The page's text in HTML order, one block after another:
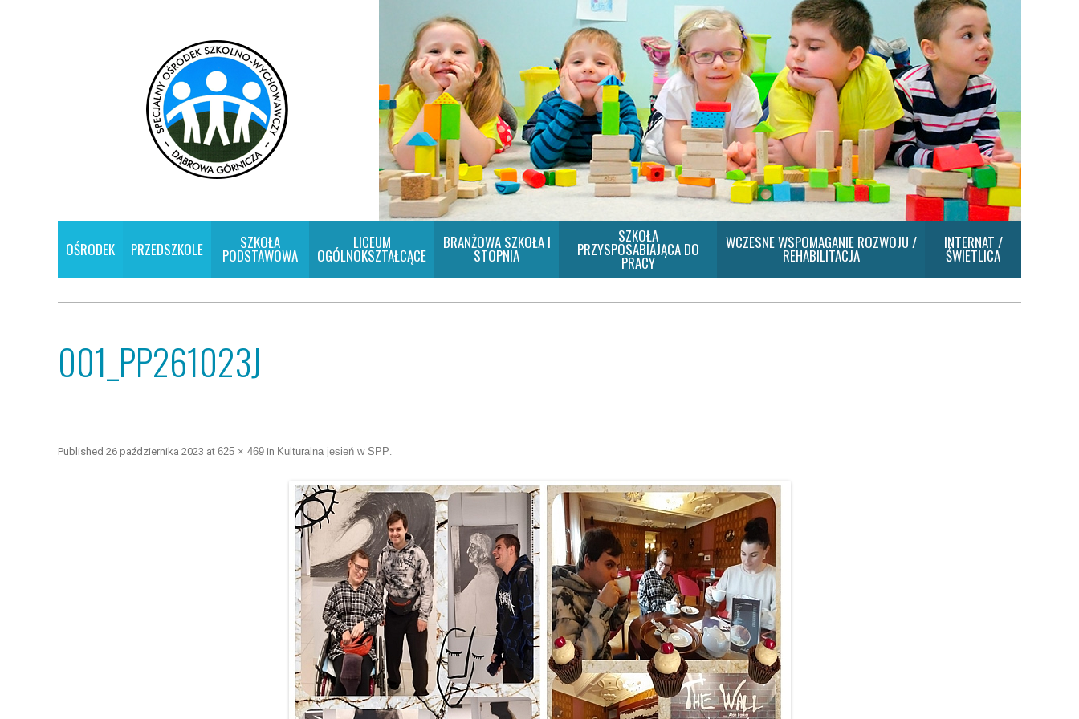
OŚRODEK PRZEDSZKOLE SZKOŁA
PODSTAWOWA
LICEUM
OGÓLNOKSZTAŁCĄCE
BRANŻOWA SZKOŁA I
STOPNIA
SZKOŁA
PRZYSPOSABIAJĄCA DO
PRACY
WCZESNE WSPOMAGANIE ROZWOJU /
REHABILITACJA
INTERNAT /
ŚWIETLICA
001_PP261023J
Published 26 października 2023 at 625 × 469 in Kulturalna jesień w SPP.